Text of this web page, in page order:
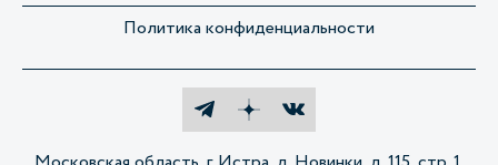
Политика конфиденциальности